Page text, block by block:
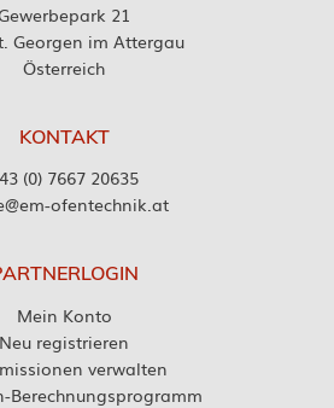
21
Georgen im Attergau
Österreich
KONTAKT
(0) 7667 20635
ofentechnik.at
Mein Konto
Neu registrieren
verwalten
Berechnungsprogramm